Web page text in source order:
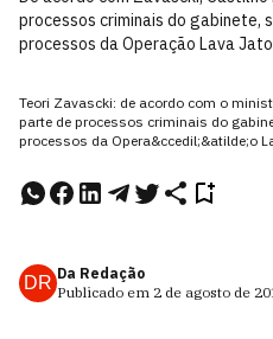
processos criminais do gabinete,
processos da Operação Lava Jato
Teori Zavascki: de acordo com o
parte de processos criminais do
processos da Opera&ccedil;&atilde;o
DR Da Redação
Publicado em 2 de agosto de